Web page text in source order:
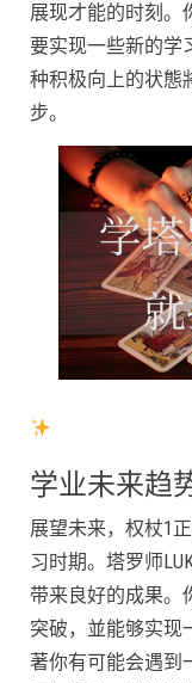
展现才能的时刻。
要实现一些新的学
种积极向上的状態
步。
学业未来趋
展望未来，权杖1
习时期。塔罗师
带来良好的成果。
突破，並能够实现
著你有可能会遇到